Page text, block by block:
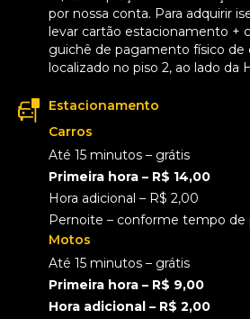
por nossa conta. Para adquirir
levar cartão estacionamento +
guichê de pagamento físico de
localizado no piso 2, ao lado da
Estacionamento
Carros
Até 15 minutos – grátis
Primeira hora – R$ 14,00
Hora adicional – R$ 2,00
Pernoite – conforme tempo de
Motos
Até 15 minutos – grátis
Primeira hora – R$ 9,00
Hora adicional – R$ 2,00